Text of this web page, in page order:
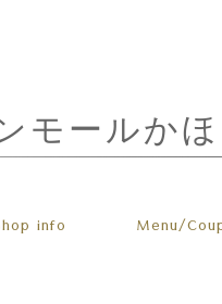
モールか
info Menu/